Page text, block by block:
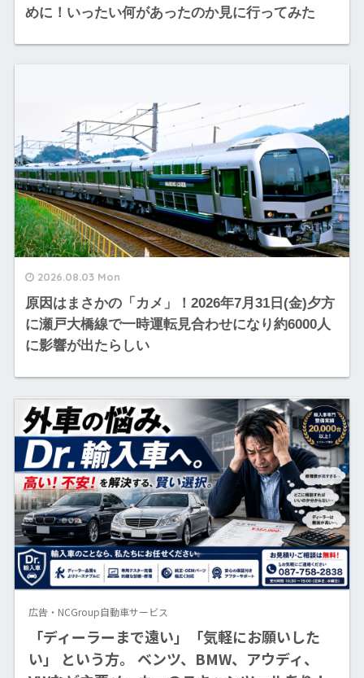
めに！いったい何があったのか見に行ってみた
2026.08.03 Mon
原因はまさかの「カメ」！2026年7月31日(金)夕方
に瀬戸大橋線で一時運転見合わせになり約6000人
に影響が出たらしい